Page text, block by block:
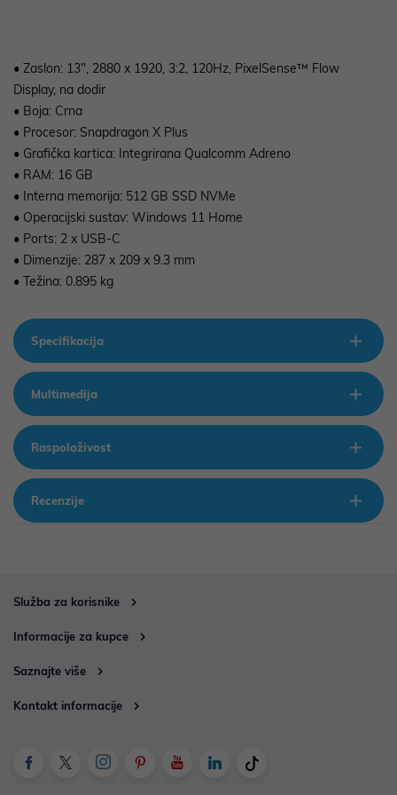
• Zaslon: 13", 2880 x 1920, 3:2, 120Hz, PixelSense™ Flow
Display, na dodir
• Boja: Crna
• Procesor: Snapdragon X Plus
• Grafička kartica: Integrirana Qualcomm Adreno
• RAM: 16 GB
• Interna memorija: 512 GB SSD NVMe
• Operacijski sustav: Windows 11 Home
• Ports: 2 x USB-C
• Dimenzije: 287 x 209 x 9.3 mm
• Težina: 0.895 kg
Specifikacija
Multimedija
Raspoloživost
Recenzije
Služba za korisnike
Informacije za kupce
Saznajte više
Kontakt informacije